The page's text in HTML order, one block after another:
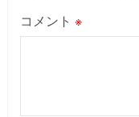
コメント ※